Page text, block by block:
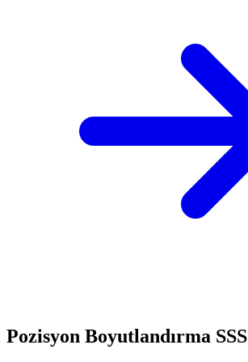
Pozisyon Boyutlandırma SSS